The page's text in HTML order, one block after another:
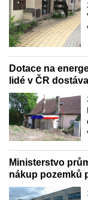
Dotace na
lidé v ČR
Ministerstvo
nákup pozemků